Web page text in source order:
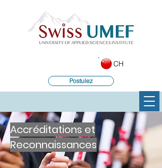
Postulez
CH
Accréditations et
Reconnaissances